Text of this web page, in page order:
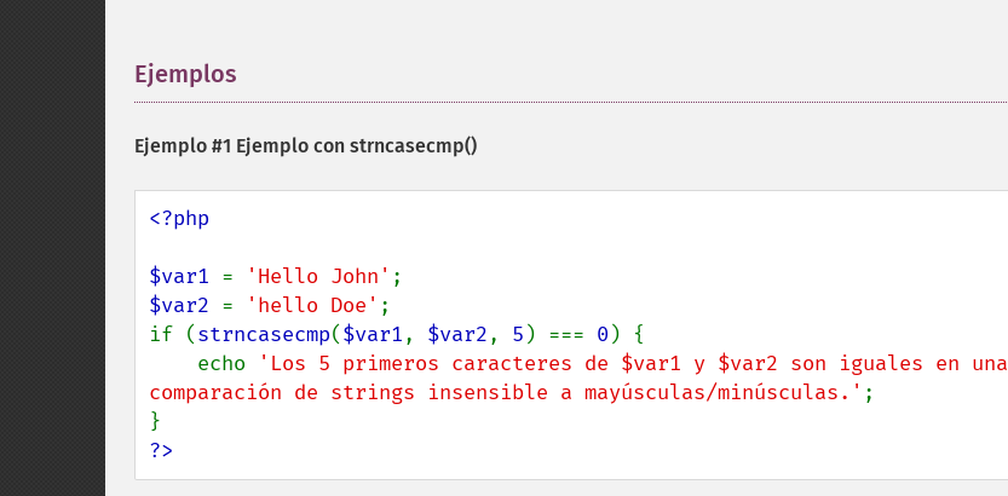
Ejemplos
Ejemplo #1 Ejemplo con strncasecmp()
<?php
$var1 = 'Hello John'
$var2 = 'hello Doe' ;
if (strncasecmp($var1, $var2, 5 ) === 0 ) {
    echo
'Los 5 primeros caracteres de $var1 y $var2 son iguales en una
comparación de strings insensible a mayúsculas/minúsculas.' ;
?>